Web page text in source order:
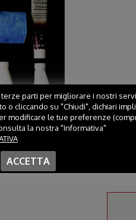
parti per migliorare i nostri
o cliccando su "Chiudi", dichiari
modificare le tue preferenze
la nostra "Informativa"
ACCETTA